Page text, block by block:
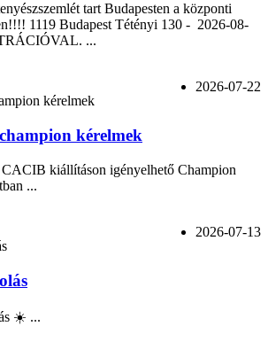
tart Budapesten a központi
1119 Budapest Tétényi 130 - 2026-08-
...
2026-07-22
kérelmek
CACIB kiállításon igényelhető Champion
...
2026-07-13
☀️ ...